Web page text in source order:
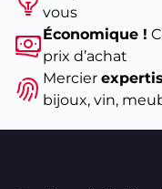
vous
Économique !
prix d’achat
Mercier
bijoux, vin,